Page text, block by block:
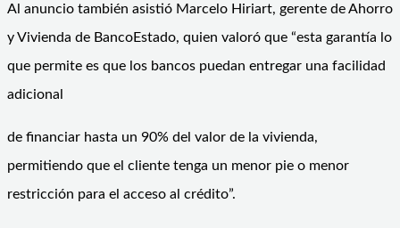
Al anuncio también asistió Marcelo Hiriart, gerente de Ahorro
y Vivienda de BancoEstado, quien valoró que “esta garantía lo
que permite es que los bancos puedan entregar una facilidad
adicional
de financiar hasta un 90% del valor de la vivienda,
permitiendo que el cliente tenga un menor pie o menor
restricción para el acceso al crédito”.